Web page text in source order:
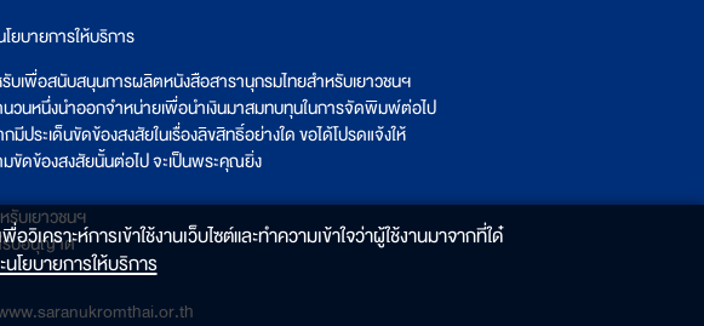
ยบายการให้บริการ
บเพื่อสนับสนุนการผลิตหนังสือสารานุกรมไทยสำหรับเยาวชนฯ
ำนวนหนึ่งนำออกจำหน่ายเพื่อนำเงินมาสมทบทุนในการจัดพิมพ์ต่อไป
ระเด็นขัดข้องสงสัยในเรื่องลิขสิทธิ์อย่างใด ขอได้โปรดแจ้งให้
ขัดข้องสงสัยนั้นต่อไป จะเป็นพระคุณยิ่ง
รับเยาวชนฯ
รับอนุญาต
คราะห์การเข้าใช้งานเว็บไซต์และทำความเข้าใจว่าผู้ใช้งานมาจากที่ใด๋
โยบายการให้บริการ